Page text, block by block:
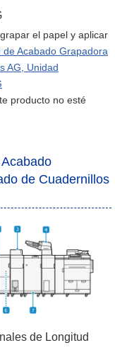
el papel y aplicar
de Acabado Grapadora
AG, Unidad
producto no esté
de Cuadernillos
de Longitud